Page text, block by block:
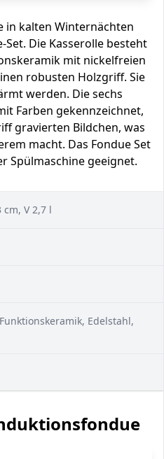
in kalten Winternächten
Die Kasserolle besteht
mit nickelfreien
robusten Holzgriff. Sie
werden. Die sechs
Farben gekennzeichnet,
gravierten Bildchen, was
macht. Das Fondue Set
Spülmaschine geeignet.
V 2,7 l
Edelstahl,